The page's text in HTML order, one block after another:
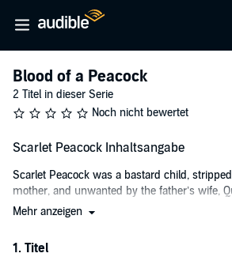
Blood of a Peacock
2 Titel in dieser Serie
Noch nicht bewertet
Scarlet Peacock Inhaltsangabe
Scarlet Peacock was a bastard child,
mother, and unwanted by the father’s wife,
When shame was brought upon the Peacock
Mehr anzeigen
1. Titel